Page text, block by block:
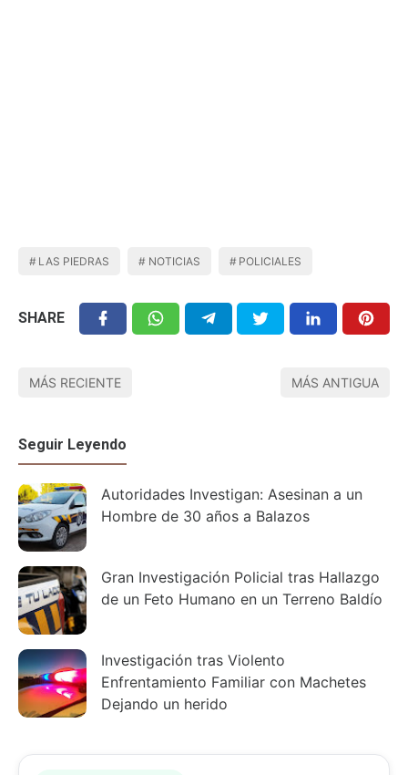
LAS PIEDRAS NOTICIAS POLICIALES
SHARE
MÁS RECIENTE MÁS ANTIGUA
Seguir Leyendo
Autoridades Investigan: Asesinan a un
Hombre de 30 años a Balazos
Gran Investigación Policial tras Hallazgo
de un Feto Humano en un Terreno Baldío
Investigación tras Violento
Enfrentamiento Familiar con Machetes
Dejando un herido